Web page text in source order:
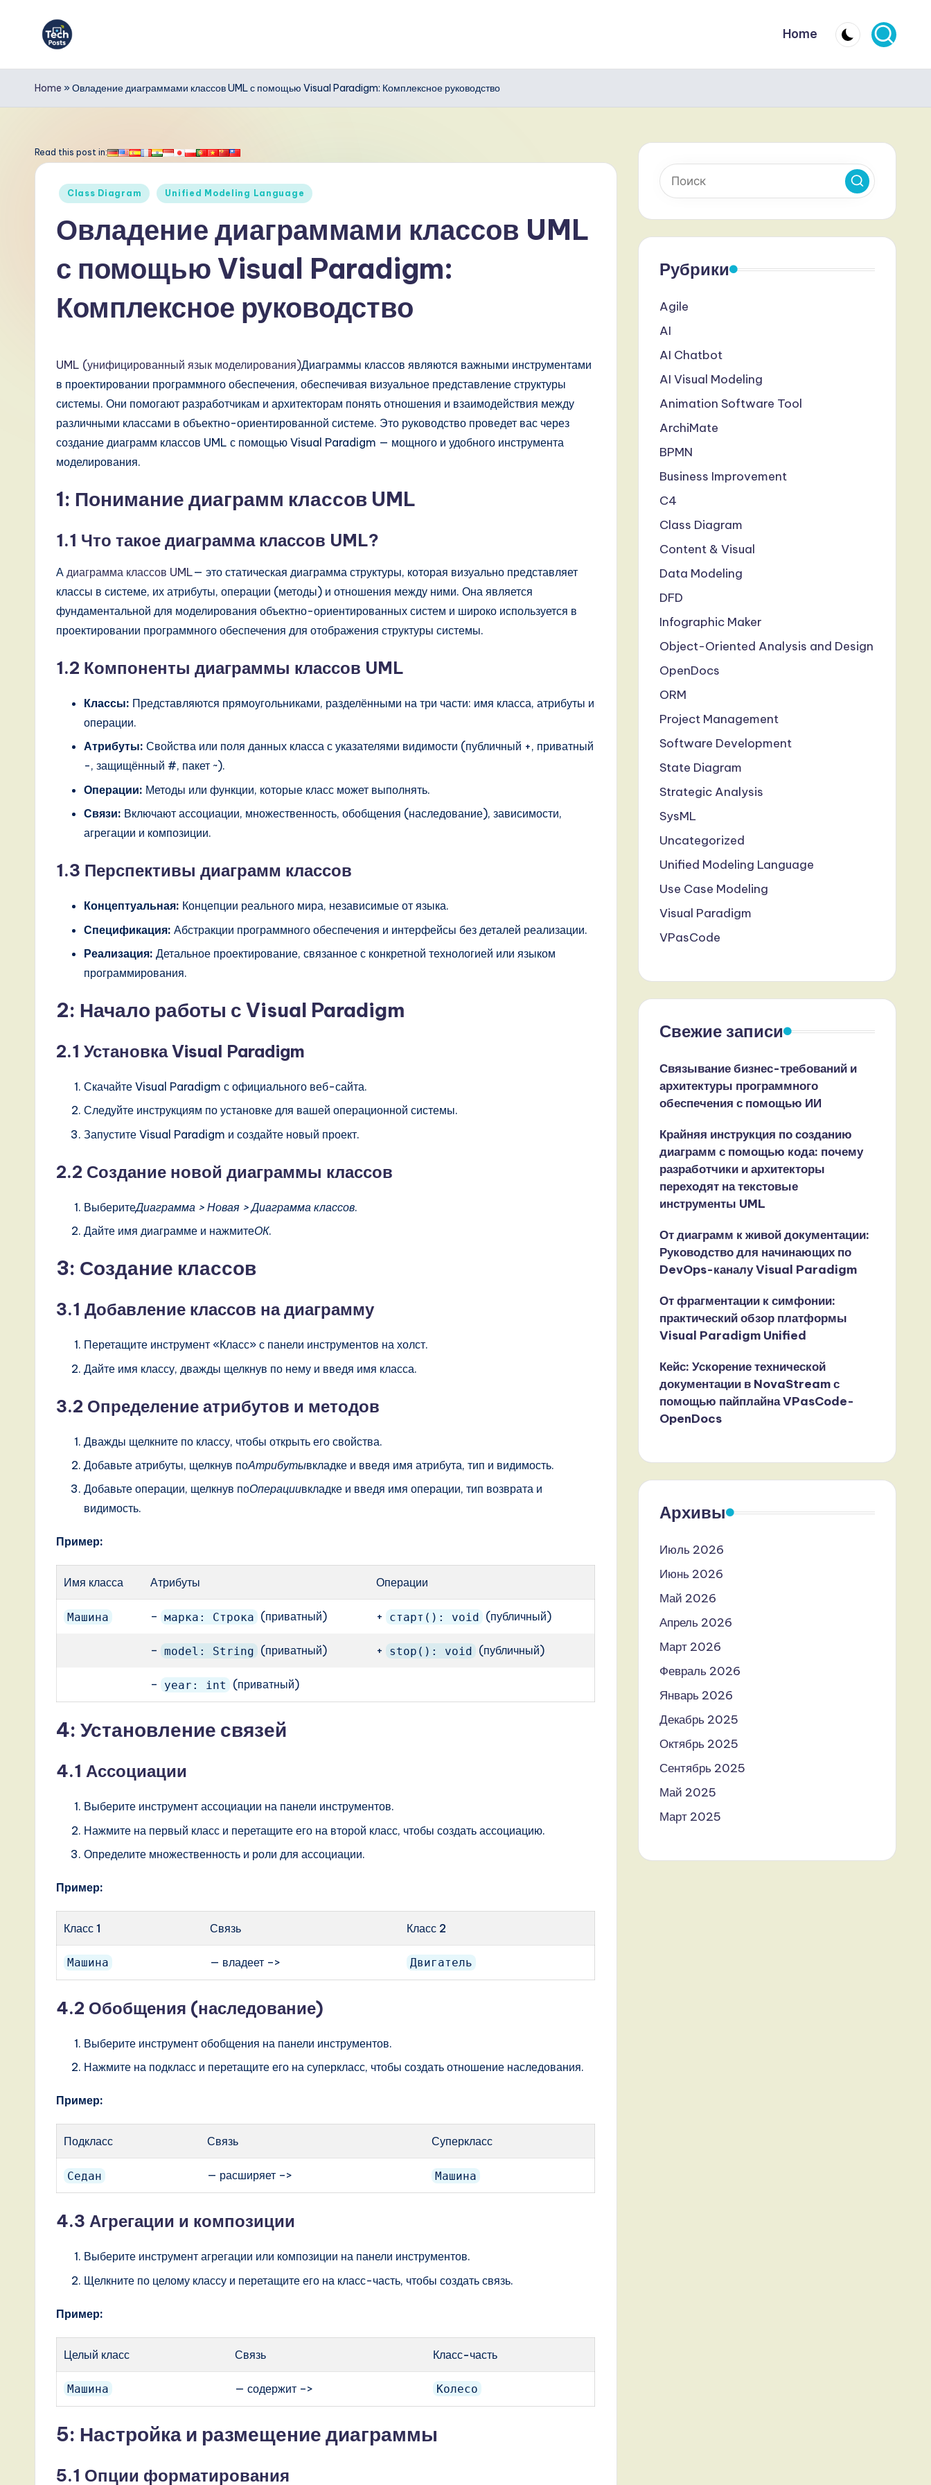
Перейти
T
e
h
si
ft
Home
Home » Овладение диаграммами классов UML с помощью Visual Paradigm: Комплексное руководство
Read this post in:
Опубликовано
Class Diagram Unified Modeling Language
Овладение диаграммами классов UML
с помощью Visual Paradigm:
Комплексное руководство
UML (унифицированный язык моделирования)Диаграммы классов являются важными инструментами
в проектировании программного обеспечения, обеспечивая визуальное представление структуры
системы. Они помогают разработчикам и архитекторам понять отношения и взаимодействия между
различными классами в объектно-ориентированной системе. Это руководство проведет вас через
создание диаграмм классов UML с помощью Visual Paradigm — мощного и удобного инструмента
моделирования.
1: Понимание диаграмм классов UML
1.1 Что такое диаграмма классов UML?
А диаграмма классов UML— это статическая диаграмма структуры, которая визуально представляет
классы в системе, их атрибуты, операции (методы) и отношения между ними. Она является
фундаментальной для моделирования объектно-ориентированных систем и широко используется в
проектировании программного обеспечения для отображения структуры системы.
1.2 Компоненты диаграммы классов UML
Классы: Представляются прямоугольниками, разделёнными на три части: имя класса, атрибуты и
операции.
Атрибуты: Свойства или поля данных класса с указателями видимости (публичный +, приватный
-, защищённый #, пакет ~).
Операции: Методы или функции, которые класс может выполнять.
Связи: Включают ассоциации, множественность, обобщения (наследование), зависимости,
агрегации и композиции.
1.3 Перспективы диаграмм классов
Концептуальная: Концепции реального мира, независимые от языка.
Спецификация: Абстракции программного обеспечения и интерфейсы без деталей реализации.
Реализация: Детальное проектирование, связанное с конкретной технологией или языком
программирования.
2: Начало работы с Visual Paradigm
2.1 Установка Visual Paradigm
Скачайте Visual Paradigm с официального веб-сайта.
Следуйте инструкциям по установке для вашей операционной системы.
Запустите Visual Paradigm и создайте новый проект.
2.2 Создание новой диаграммы классов
ВыберитеДиаграмма > Новая > Диаграмма классов.
Дайте имя диаграмме и нажмитеОК.
3: Создание классов
3.1 Добавление классов на диаграмму
Перетащите инструмент «Класс» с панели инструментов на холст.
Дайте имя классу, дважды щелкнув по нему и введя имя класса.
3.2 Определение атрибутов и методов
Дважды щелкните по классу, чтобы открыть его свойства.
Добавьте атрибуты, щелкнув поАтрибутывкладке и введя имя атрибута, тип и видимость.
Добавьте операции, щелкнув поОперациивкладке и введя имя операции, тип возврата и
видимость.
Пример:
Имя класса Атрибуты Операции
Машина – марка: Строка (приватный) + старт(): void (публичный)
– model: String (приватный) + stop(): void (публичный)
– year: int (приватный)
4: Установление связей
4.1 Ассоциации
Выберите инструмент ассоциации на панели инструментов.
Нажмите на первый класс и перетащите его на второй класс, чтобы создать ассоциацию.
Определите множественность и роли для ассоциации.
Пример:
Класс 1 Связь Класс 2
Машина — владеет –> Двигатель
4.2 Обобщения (наследование)
Выберите инструмент обобщения на панели инструментов.
Нажмите на подкласс и перетащите его на суперкласс, чтобы создать отношение наследования.
Пример:
Подкласс Связь Суперкласс
Седан — расширяет –> Машина
4.3 Агрегации и композиции
Выберите инструмент агрегации или композиции на панели инструментов.
Щелкните по целому классу и перетащите его на класс-часть, чтобы создать связь.
Пример:
Целый класс Связь Класс-часть
Машина — содержит –> Колесо
5: Настройка и размещение диаграммы
5.1 Опции форматирования
Рубрики
Agile
AI
AI Chatbot
AI Visual Modeling
Animation Software Tool
ArchiMate
BPMN
Business Improvement
C4
Class Diagram
Content & Visual
Data Modeling
DFD
Infographic Maker
Object-Oriented Analysis and Design
OpenDocs
ORM
Project Management
Software Development
State Diagram
Strategic Analysis
SysML
Uncategorized
Unified Modeling Language
Use Case Modeling
Visual Paradigm
VPasCode
Свежие записи
Связывание бизнес-требований и
архитектуры программного
обеспечения с помощью ИИ
Крайняя инструкция по созданию
диаграмм с помощью кода: почему
разработчики и архитекторы
переходят на текстовые
инструменты UML
От диаграмм к живой документации:
Руководство для начинающих по
DevOps-каналу Visual Paradigm
От фрагментации к симфонии:
практический обзор платформы
Visual Paradigm Unified
Кейс: Ускорение технической
документации в NovaStream с
помощью пайплайна VPasCode-
OpenDocs
Архивы
Июль 2026
Июнь 2026
Май 2026
Апрель 2026
Март 2026
Февраль 2026
Январь 2026
Декабрь 2025
Октябрь 2025
Сентябрь 2025
Май 2025
Март 2025